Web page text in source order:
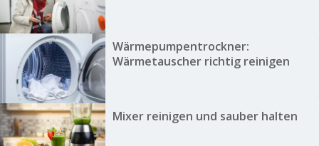
Wärmepumpentrockner:
Wärmetauscher richtig reinigen
Mixer reinigen und sauber halten